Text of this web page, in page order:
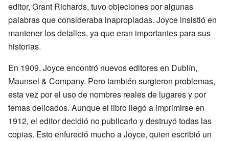
editor, Grant Richards, tuvo objeciones por algunas
palabras que consideraba inapropiadas. Joyce insistió en
mantener los detalles, ya que eran importantes para sus
historias.
En 1909, Joyce encontró nuevos editores en Dublín,
Maunsel & Company. Pero también surgieron problemas,
esta vez por el uso de nombres reales de lugares y por
temas delicados. Aunque el libro llegó a imprimirse en
1912, el editor decidió no publicarlo y destruyó todas las
copias. Esto enfureció mucho a Joyce, quien escribió un